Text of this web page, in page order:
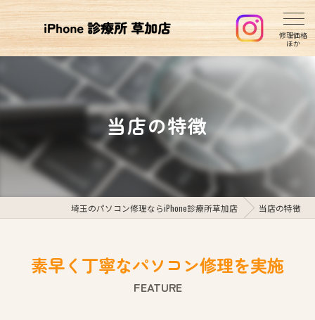
当店の特徴
埼玉のパソコン修理ならiPhone診療所草加店 当店の特徴
素早く丁寧なパソコン修理を実施
FEATURE